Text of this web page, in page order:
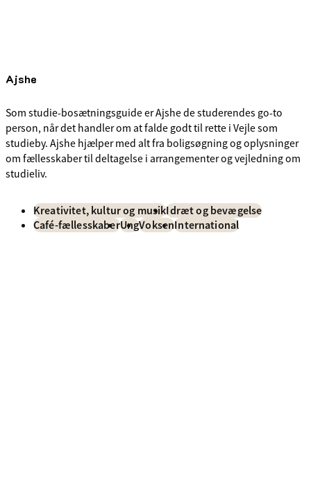
Ajshe
Som studie-bosætningsguide er Ajshe de studerendes go-to
person, når det handler om at falde godt til rette i Vejle som
studieby. Ajshe hjælper med alt fra boligsøgning og oplysninger
om fællesskaber til deltagelse i arrangementer og vejledning om
studieliv.
Kreativitet, kultur og musikIdræt og bevægelse
Café-fællesskaberUngVoksenInternational